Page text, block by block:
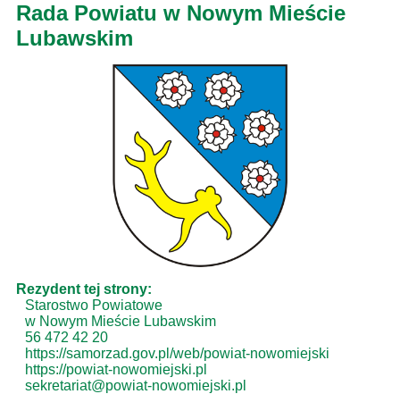
Rada Powiatu w Nowym Mieście
Lubawskim
Rezydent tej strony:
Starostwo Powiatowe
w Nowym Mieście Lubawskim
56 472 42 20
https://samorzad.gov.pl/web/powiat-nowomiejski
https://powiat-nowomiejski.pl
sekretariat@powiat-nowomiejski.pl